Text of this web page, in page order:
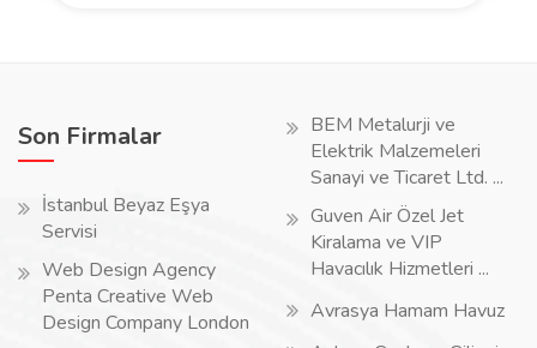
Son Firmalar
İstanbul Beyaz Eşya
Servisi
Web Design Agency
Penta Creative Web
Design Company London
BEM Metalurji ve
Elektrik Malzemeleri
Sanayi ve Ticaret Ltd. ...
Guven Air Özel Jet
Kiralama ve VIP
Havacılık Hizmetleri ...
Avrasya Hamam Havuz